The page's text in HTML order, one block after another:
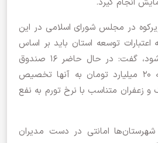
در مجلس شورای اسلامی در این
اعتبارات توسعه استان باید بر اساس
عدالت و توازن توزیع شود، گفت: در حال حاضر ۱۶ صندوق
کشاورزی فعال است که ۲۰ میلیارد تومان به آنها تخصیص
و زعفران متناسب با نرخ تورم به نفع
شهرستان‌ها امانتی در دست مدیران